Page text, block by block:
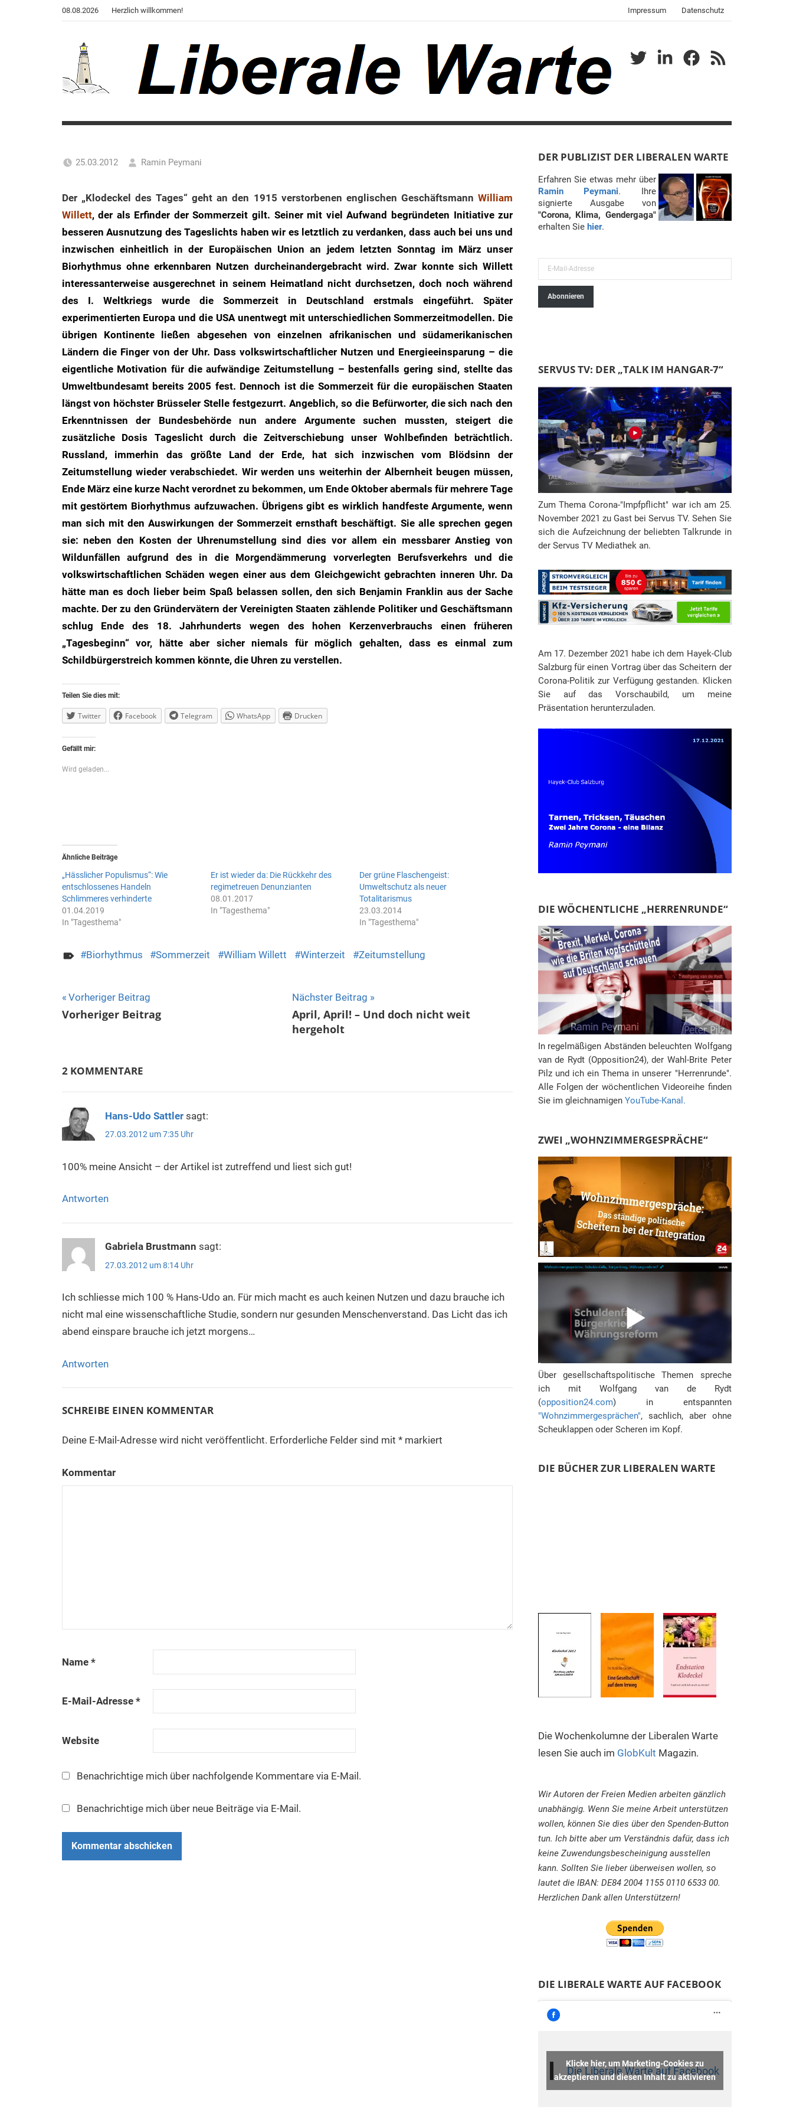
08.08.2026 Herzlich willkommen! Impressum Datenschutz
Liberale
Warte
Blog
von
Klima,
Gendergaga",
"2020",
"Weltchaos",
"Chronik
des
"Das
Grauen"
und
"Spukschloss
Deutschland"
TwitterLinkedInFacebook
RSS
25.03.2012
Ramin Peymani
Der „Klodeckel des Tages“ geht an den 1915 verstorbenen englischen GeschäftsmannWilliam
Willett, der als Erfinder der Sommerzeit gilt. Seiner mit viel Aufwand begründeten Initiative zur
besseren Ausnutzung des Tageslichts haben wir es letztlich zu verdanken, dass auch bei uns und
inzwischen einheitlich in der Europäischen Union an jedem letzten Sonntag im März unser
Biorhythmus ohne erkennbaren Nutzen durcheinandergebracht wird. Zwar konnte sich Willett
interessanterweise ausgerechnet in seinem Heimatland nicht durchsetzen, doch noch während
des I. Weltkriegs wurde die Sommerzeit in Deutschland erstmals eingeführt. Später
experimentierten Europa und die USA unentwegt mit unterschiedlichen Sommerzeitmodellen. Die
übrigen Kontinente ließen abgesehen von einzelnen afrikanischen und südamerikanischen
Ländern die Finger von der Uhr. Dass volkswirtschaftlicher Nutzen und Energieeinsparung – die
eigentliche Motivation für die aufwändige Zeitumstellung – bestenfalls gering sind, stellte das
Umweltbundesamt bereits 2005 fest. Dennoch ist die Sommerzeit für die europäischen Staaten
längst von höchster Brüsseler Stelle festgezurrt. Angeblich, so die Befürworter, die sich nach den
Erkenntnissen der Bundesbehörde nun andere Argumente suchen mussten, steigert die
zusätzliche Dosis Tageslicht durch die Zeitverschiebung unser Wohlbefinden beträchtlich.
Russland, immerhin das größte Land der Erde, hat sich inzwischen vom Blödsinn der
Zeitumstellung wieder verabschiedet. Wir werden uns weiterhin der Albernheit beugen müssen,
Ende März eine kurze Nacht verordnet zu bekommen, um Ende Oktober abermals für mehrere Tage
mit gestörtem Biorhythmus aufzuwachen. Übrigens gibt es wirklich handfeste Argumente, wenn
man sich mit den Auswirkungen der Sommerzeit ernsthaft beschäftigt. Sie alle sprechen gegen
sie: neben den Kosten der Uhrenumstellung sind dies vor allem ein messbarer Anstieg von
Wildunfällen aufgrund des in die Morgendämmerung vorverlegten Berufsverkehrs und die
volkswirtschaftlichen Schäden wegen einer aus dem Gleichgewicht gebrachten inneren Uhr. Da
hätte man es doch lieber beim Spaß belassen sollen, den sich Benjamin Franklin aus der Sache
machte. Der zu den Gründervätern der Vereinigten Staaten zählende Politiker und Geschäftsmann
schlug Ende des 18. Jahrhunderts wegen des hohen Kerzenverbrauchs einen früheren
„Tagesbeginn“ vor, hätte aber sicher niemals für möglich gehalten, dass es einmal zum
Schildbürgerstreich kommen könnte, die Uhren zu verstellen.
Teilen Sie dies mit:
Twitter Facebook Telegram WhatsApp Drucken
Gefällt mir:
Wird geladen...
Ähnliche Beiträge
„Hässlicher Populismus“: Wie
entschlossenes Handeln
Schlimmeres verhinderte
01.04.2019
In "Tagesthema"
Er ist wieder da: Die Rückkehr des
regimetreuen Denunzianten
08.01.2017
In "Tagesthema"
Der grüne Flaschengeist:
Umweltschutz als neuer
Totalitarismus
23.03.2014
In "Tagesthema"
Biorhythmus Sommerzeit William Willett Winterzeit Zeitumstellung
Beitragsnavigation
Vorheriger Beitrag
Vorheriger Beitrag
Nächster Beitrag
April, April! – Und doch nicht weit
hergeholt
2 KOMMENTARE
Hans-Udo Sattler sagt:
27.03.2012 um 7:35 Uhr
100% meine Ansicht – der Artikel ist zutreffend und liest sich gut!
Antworten
Gabriela Brustmann sagt:
27.03.2012 um 8:14 Uhr
Ich schliesse mich 100 % Hans-Udo an. Für mich macht es auch keinen Nutzen und dazu brauche ich
nicht mal eine wissenschaftliche Studie, sondern nur gesunden Menschenverstand. Das Licht das ich
abend einspare brauche ich jetzt morgens…
Antworten
SCHREIBE EINEN KOMMENTAR
Deine E-Mail-Adresse wird nicht veröffentlicht. Erforderliche Felder sind mit *markiert
Kommentar
Name *
E-Mail-Adresse *
Website
Benachrichtige mich über nachfolgende Kommentare via E-Mail.
Benachrichtige mich über neue Beiträge via E-Mail.
DER PUBLIZIST DER LIBERALEN WARTE
Erfahren Sie etwas mehr über
Ramin Peymani. Ihre
signierte Ausgabe von
"Corona, Klima, Gendergaga"
erhalten Sie hier.
-
-
A
d
r
e
s
s
Abonnieren
SERVUS TV: DER „TALK IM HANGAR-7“
Zum Thema Corona-"Impfpflicht" war ich am 25.
November 2021 zu Gast bei Servus TV. Sehen Sie
sich die Aufzeichnung der beliebten Talkrunde in
der Servus TV Mediathek an.
Am 17. Dezember 2021 habe ich dem Hayek-Club
Salzburg für einen Vortrag über das Scheitern der
Corona-Politik zur Verfügung gestanden. Klicken
Sie auf das Vorschaubild, um meine
Präsentation herunterzuladen.
DIE WÖCHENTLICHE „HERRENRUNDE“
In regelmäßigen Abständen beleuchten Wolfgang
van de Rydt (Opposition24), der Wahl-Brite Peter
Pilz und ich ein Thema in unserer "Herrenrunde".
Alle Folgen der wöchentlichen Videoreihe finden
Sie im gleichnamigen YouTube-Kanal.
ZWEI „WOHNZIMMERGESPRÄCHE“
Über gesellschaftspolitische Themen spreche
ich mit Wolfgang van de Rydt
(opposition24.com) in entspannten
"Wohnzimmergesprächen", sachlich, aber ohne
Scheuklappen oder Scheren im Kopf.
DIE BÜCHER ZUR LIBERALEN WARTE
Die Wochenkolumne der Liberalen Warte
lesen Sie auch im GlobKult Magazin.
Wir Autoren der Freien Medien arbeiten gänzlich
unabhängig. Wenn Sie meine Arbeit unterstützen
wollen, können Sie dies über den Spenden-Button
tun. Ich bitte aber um Verständnis dafür, dass ich
keine Zuwendungsbescheinigung ausstellen
kann. Sollten Sie lieber überweisen wollen, so
lautet die IBAN: DE84 2004 1155 0110 6533 00.
Herzlichen Dank allen Unterstützern!
DIE LIBERALE WARTE AUF FACEBOOK
Die Liberale Warte auf Facebook
Klicke hier, um Marketing-Cookies zu
akzeptieren und diesen Inhalt zu aktivieren